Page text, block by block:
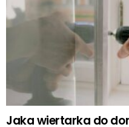
Jaka wiertarka do